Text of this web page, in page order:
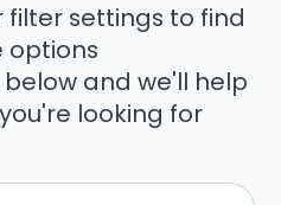
filter settings to find
and we'll help
looking for.